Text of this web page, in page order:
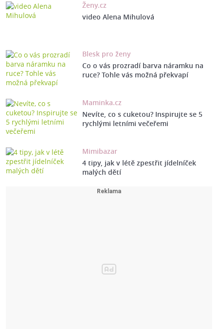
Ženy.cz
video Alena Mihulová
Blesk pro ženy
Co o vás prozradí barva náramku na
ruce? Tohle vás možná překvapí
Maminka.cz
Nevíte, co s cuketou? Inspirujte se 5
rychlými letními večeřemi
Mimibazar
4 tipy, jak v létě zpestřit jídelníček
malých dětí